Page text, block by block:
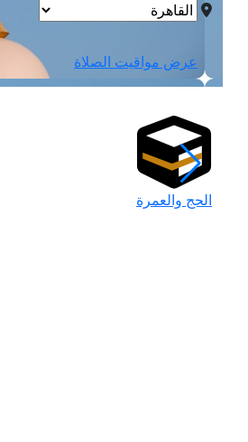
عرض مواقيت الصلاة
الحج والعمرة